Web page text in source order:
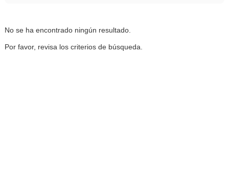
No se ha encontrado ningún resultado.
Por favor, revisa los criterios de búsqueda.